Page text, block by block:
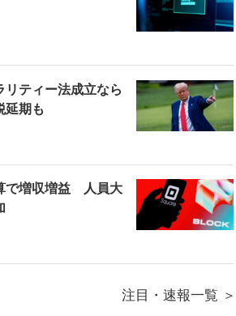
リティー法成立なら
延期も
で増収増益 人員大
注目・速報一覧